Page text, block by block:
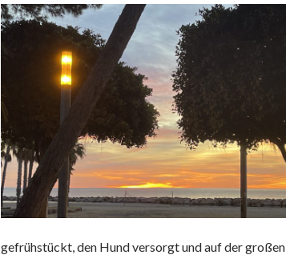
gefrühstückt, den Hund versorgt und auf der großen